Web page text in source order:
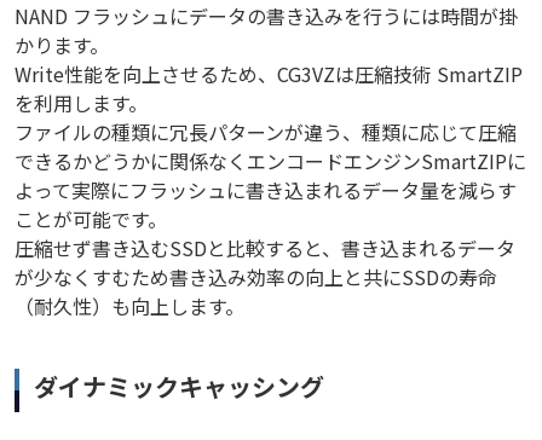
NAND フラッシュにデータの書き込みを行うには時間が掛
かります。
Write性能を向上させるため、CG3VZは圧縮技術 SmartZIP
を利用します。
ファイルの種類に冗長パターンが違う、種類に応じて圧縮
できるかどうかに関係なくエンコードエンジンSmartZIPに
よって実際にフラッシュに書き込まれるデータ量を減らす
ことが可能です。
圧縮せず書き込むSSDと比較すると、書き込まれるデータ
が少なくすむため書き込み効率の向上と共にSSDの寿命
（耐久性）も向上します。
ダイナミックキャッシング